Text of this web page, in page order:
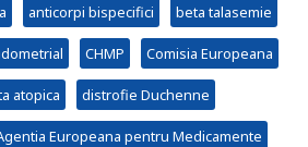
anticorpi bispecifici beta talasemie
CHMP Comisia Europeana
atopica distrofie Duchenne
Europeana pentru Medicamente